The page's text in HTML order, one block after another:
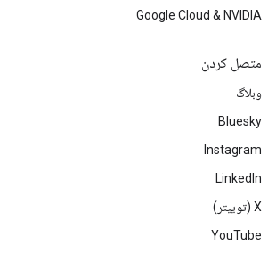
Google Cloud & NVIDIA
متصل کردن
وبلاگ
Bluesky
Instagram
LinkedIn
‫X (توییتر)
YouTube